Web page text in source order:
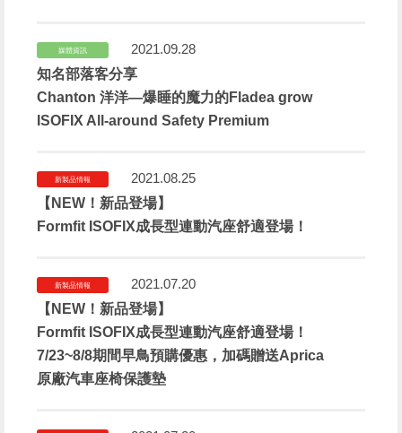
媒體資訊
2021.09.28
知名部落客分享
Chanton 洋洋—爆睡的魔力的Fladea grow
ISOFIX All-around Safety Premium
新製品情報
2021.08.25
【NEW！新品登場】
Formfit ISOFIX成長型連動汽座舒適登場！
新製品情報
2021.07.20
【NEW！新品登場】
Formfit ISOFIX成長型連動汽座舒適登場！
7/23~8/8期間早鳥預購優惠，加碼贈送Aprica
原廠汽車座椅保護墊